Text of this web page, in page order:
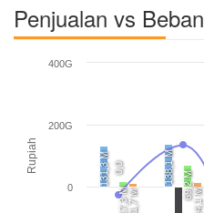
Penjualan vs
Rupiah 131,3 M 138,1 M
0,0
17,3 M
69,2 M
11,7 M 14,1 M
0
200G
400G